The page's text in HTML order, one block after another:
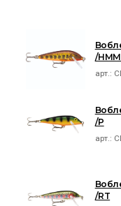
/
арт.:
/P
арт.:
/RT